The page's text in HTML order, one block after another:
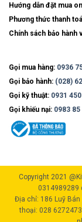
Hướng dẫn đặt mua
Phương thức thanh
Chính sách bảo hành
Gọi mua hàng: 0936
Gọi bảo hành: (028)
Gọi kỹ thuật: 0931
Gọi khiếu nại: 0983 85
Copyright 2021
0314989289
Địa chỉ: 186 Luỹ Bán
thoại: 028